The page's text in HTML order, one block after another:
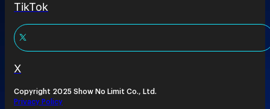
TikTok
X
Copyright 2025 Show No Limit Co., Ltd.
Privacy Policy